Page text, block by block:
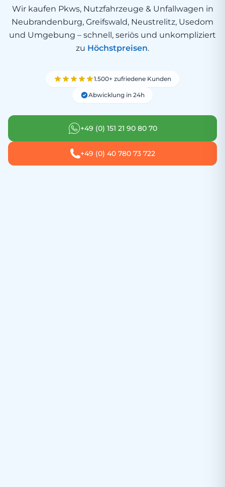
Wir kaufen Pkws, Nutzfahrzeuge & Unfallwagen in
Neubrandenburg, Greifswald, Neustrelitz, Usedom
und Umgebung – schnell, seriös und unkompliziert
zu Höchstpreisen.
1.500+ zufriedene Kunden
Abwicklung in 24h
+49 (0) 151 21 90 80 70
+49 (0) 40 780 73 722